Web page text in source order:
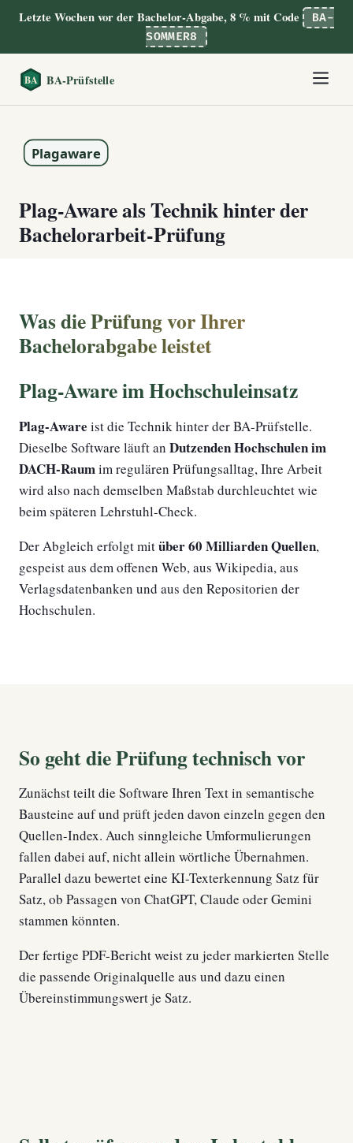
Letzte Wochen vor der Bachelor-Abgabe, 8 % mit Code
BA-
SOMMER8
Plag-Aware als Technik hinter der
Bachelorarbeit-Prüfung
Was die Prüfung vor Ihrer
Bachelorabgabe leistet
Plag-Aware im Hochschuleinsatz
Plag-Aware ist die Technik hinter der BA-Prüfstelle.
Dieselbe Software läuft an Dutzenden Hochschulen im
DACH-Raumim regulären Prüfungsalltag, Ihre Arbeit
wird also nach demselben Maßstab durchleuchtet wie
beim späteren Lehrstuhl-Check.
Der Abgleich erfolgt mitüber 60 Milliarden Quellen,
gespeist aus dem offenen Web, aus Wikipedia, aus
Verlagsdatenbanken und aus den Repositorien der
Hochschulen.
So geht die Prüfung technisch vor
Zunächst teilt die Software Ihren Text in semantische
Bausteine auf und prüft jeden davon einzeln gegen den
Quellen-Index. Auch sinngleiche Umformulierungen
fallen dabei auf, nicht allein wörtliche Übernahmen.
Parallel dazu bewertet eine KI-Texterkennung Satz für
Satz, ob Passagen von ChatGPT, Claude oder Gemini
stammen könnten.
Der fertige PDF-Bericht weist zu jeder markierten Stelle
die passende Originalquelle aus und dazu einen
Übereinstimmungswert je Satz.